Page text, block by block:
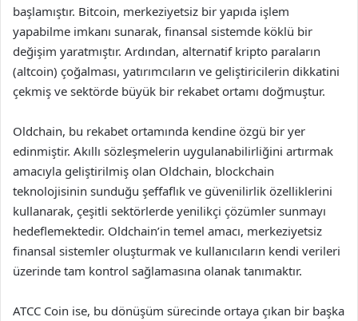
başlamıştır. Bitcoin, merkeziyetsiz bir yapıda işlem
yapabilme imkanı sunarak, finansal sistemde köklü bir
değişim yaratmıştır. Ardından, alternatif kripto paraların
(altcoin) çoğalması, yatırımcıların ve geliştiricilerin dikkatini
çekmiş ve sektörde büyük bir rekabet ortamı doğmuştur.
Oldchain, bu rekabet ortamında kendine özgü bir yer
edinmiştir. Akıllı sözleşmelerin uygulanabilirliğini artırmak
amacıyla geliştirilmiş olan Oldchain, blockchain
teknolojisinin sunduğu şeffaflık ve güvenilirlik özelliklerini
kullanarak, çeşitli sektörlerde yenilikçi çözümler sunmayı
hedeflemektedir. Oldchain’in temel amacı, merkeziyetsiz
finansal sistemler oluşturmak ve kullanıcıların kendi verileri
üzerinde tam kontrol sağlamasına olanak tanımaktır.
ATCC Coin ise, bu dönüşüm sürecinde ortaya çıkan bir başka